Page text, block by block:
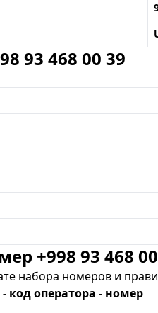
93 468 00 39
+998 93 468
набора номеров и
код оператора - номер